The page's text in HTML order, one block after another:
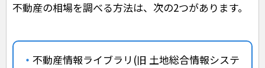
不動産の相場を調べる方法は、次の2つがあります。
不動産情報ライブラリ(旧 土地総合情報システ